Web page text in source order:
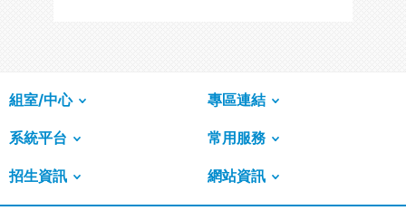
組室/中心 專區連結
系統平台 常用服務
招生資訊 網站資訊